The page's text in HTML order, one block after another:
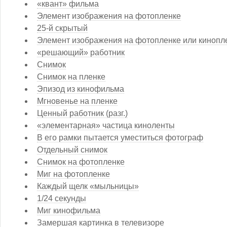
«квант» фильма
Элемент изображения на фотопленке
25-й скрытый
Элемент изображения на фотопленке или
«решающий» работник
Снимок
Снимок на пленке
Эпизод из кинофильма
Мгновенье на пленке
Ценный работник (разг.)
«элементарная» частица киноленты
В его рамки пытается уместиться фотограф
Отдельный снимок
Снимок на фотопленке
Миг на фотопленке
Каждый щелк «мыльницы»
1/24 секунды
Миг кинофильма
Замершая картинка в телевизоре